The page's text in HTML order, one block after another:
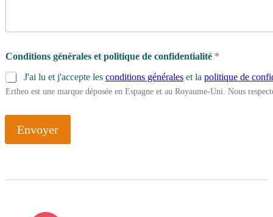
Conditions générales et politique de confidentialité *
J'ai lu et j'accepte les conditions générales et la politique de
Ertheo est une marque déposée en Espagne et au Royaume-Uni. Nous
Envoyer